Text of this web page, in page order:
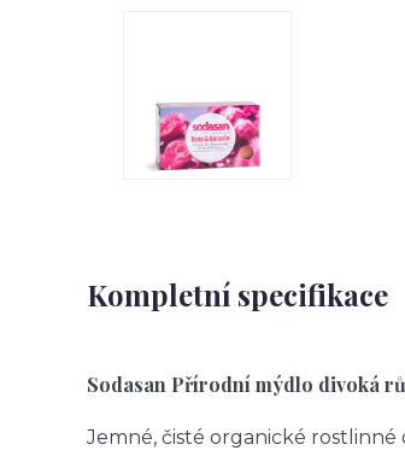
Kompletní specifikace
Sodasan Přírodní mýdlo divoká
Jemné, čisté organické